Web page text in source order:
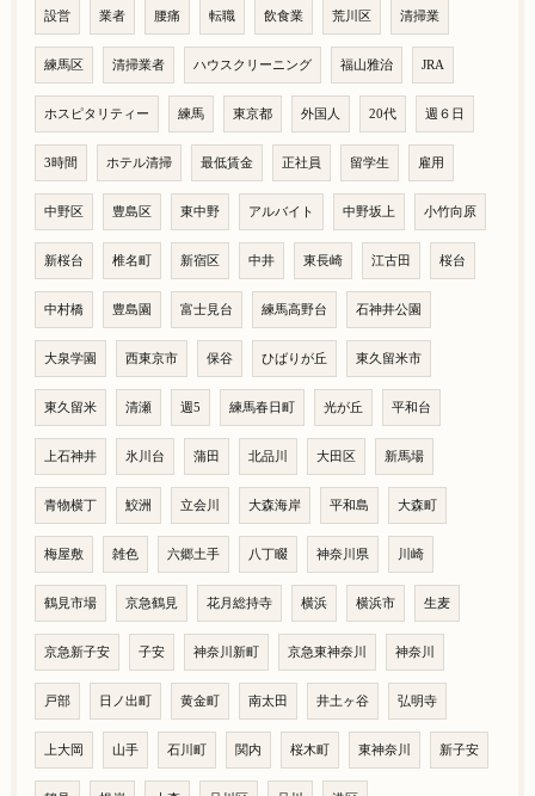
設営 業者 腰痛 転職 飲食業 荒川区 清掃業
練馬区 清掃業者 ハウスクリーニング 福山雅治 JRA
ホスピタリティー 練馬 東京都 外国人 20代 週６日
3時間 ホテル清掃 最低賃金 正社員 留学生 雇用
中野区 豊島区 東中野 アルバイト 中野坂上 小竹向原
新桜台 椎名町 新宿区 中井 東長崎 江古田 桜台
中村橋 豊島園 富士見台 練馬高野台 石神井公園
大泉学園 西東京市 保谷 ひばりが丘 東久留米市
東久留米 清瀬 週5 練馬春日町 光が丘 平和台
上石神井 氷川台 蒲田 北品川 大田区 新馬場
青物横丁 鮫洲 立会川 大森海岸 平和島 大森町
梅屋敷 雑色 六郷土手 八丁畷 神奈川県 川崎
鶴見市場 京急鶴見 花月総持寺 横浜 横浜市 生麦
京急新子安 子安 神奈川新町 京急東神奈川 神奈川
戸部 日ノ出町 黄金町 南太田 井土ヶ谷 弘明寺
上大岡 山手 石川町 関内 桜木町 東神奈川 新子安